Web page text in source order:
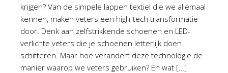
krijgen? Van de simpele lappen textiel die we allemaal
kennen, maken veters een high-tech transformatie
door. Denk aan zelfstrikkende schoenen en LED-
verlichte veters die je schoenen letterlijk doen
schitteren. Maar hoe verandert deze technologie de
manier waarop we veters gebruiken? En wat […]